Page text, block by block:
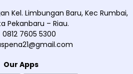
Kel. Limbungan Baru, Kec Rumbai,
Pekanbaru – Riau.
0812 7605 5300
Our Apps